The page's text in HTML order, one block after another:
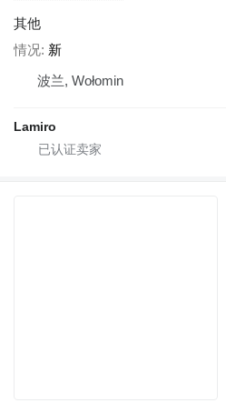
其他
情况 新
波兰, Wołomin
Lamiro